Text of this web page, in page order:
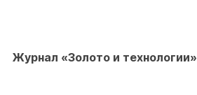
Журнал «Золото и технологии»